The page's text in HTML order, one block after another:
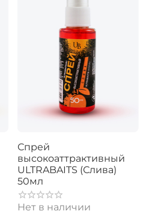
Спрей
высокоаттрактивный
ULTRABAITS (Слива)
50мл
Нет в наличии